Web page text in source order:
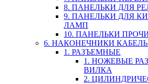
8. ПАНЕЛЬКИ ДЛЯ
9. ПАНЕЛЬКИ ДЛЯ
ЛАМП
10. ПАНЕЛЬКИ
6. НАКОНЕЧНИКИ
1. РАЗЪЕМНЫЕ
1. НОЖЕВЫЕ
ВИЛКА
2.